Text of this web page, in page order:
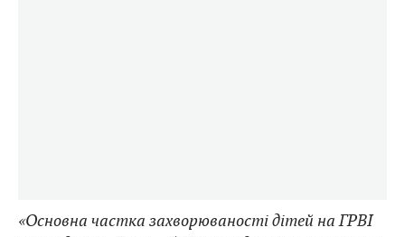
«Основна частка захворюваності дітей на ГРВІ